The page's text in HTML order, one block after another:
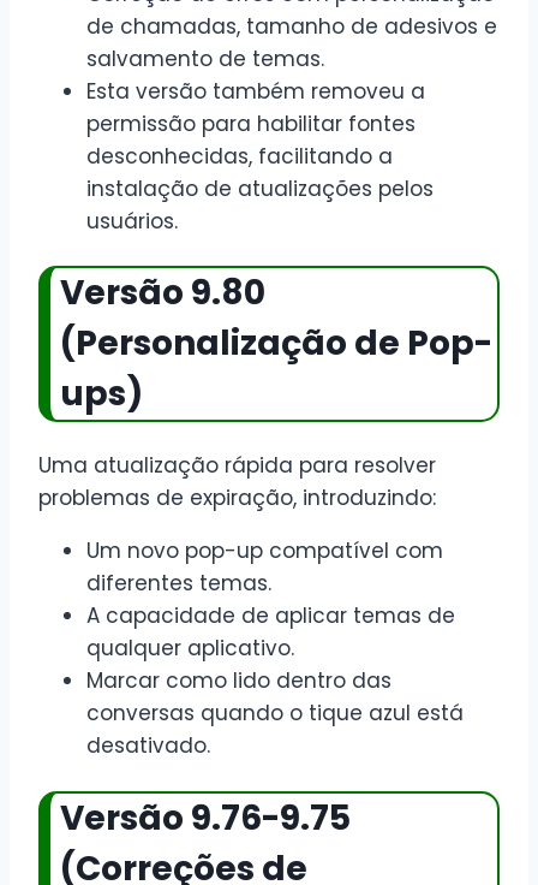
de chamadas, tamanho de adesivos e
salvamento de temas.
Esta versão também removeu a
permissão para habilitar fontes
desconhecidas, facilitando a
instalação de atualizações pelos
usuários.
Versão 9.80
(Personalização de Pop-
ups)
Uma atualização rápida para resolver
problemas de expiração, introduzindo:
Um novo pop-up compatível com
diferentes temas.
A capacidade de aplicar temas de
qualquer aplicativo.
Marcar como lido dentro das
conversas quando o tique azul está
desativado.
Versão 9.76-9.75
(Correções de